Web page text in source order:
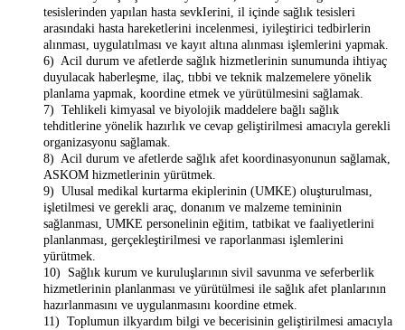
tesislerinden yapılan hasta sevkIerini, il içinde sağlık tesisleri
arasındaki hasta hareketlerini incelenmesi, iyileştirici tedbirlerin
alınması, uygulatılması ve kayıt altına alınması işlemlerini yapmak.
6) Acil durum ve afetlerde sağlık hizmetlerinin sunumunda ihtiyaç
duyulacak haberleşme, ilaç, tıbbi ve teknik malzemelere yönelik
planlama yapmak, koordine etmek ve yürütülmesini sağlamak.
7) Tehlikeli kimyasal ve biyolojik maddelere bağlı sağlık
tehditlerine yönelik hazırlık ve cevap geliştirilmesi amacıyla gerekli
organizasyonu sağlamak.
8) Acil durum ve afetlerde sağlık afet koordinasyonunun sağlamak,
ASKOM hizmetlerinin yürütmek.
9) Ulusal medikal kurtarma ekiplerinin (UMKE) oluşturulması,
işletilmesi ve gerekli araç, donanım ve malzeme temininin
sağlanması, UMKE personelinin eğitim, tatbikat ve faaliyetlerini
planlanması, gerçekleştirilmesi ve raporlanması işlemlerini
yürütmek.
10) Sağlık kurum ve kuruluşlarının sivil savunma ve seferberlik
hizmetlerinin planlanması ve yürütülmesi ile sağlık afet planlarının
hazırlanmasını ve uygulanmasını koordine etmek.
11) Toplumun ilkyardım bilgi ve becerisinin geliştirilmesi amacıyla